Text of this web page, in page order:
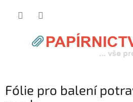
Fólie pro balení